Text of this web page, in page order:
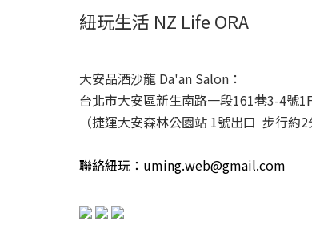
紐玩生活 NZ Life ORA
大安品酒沙龍 Da'an Salon：
台北市大安區新生南路一段161巷3-4號
（捷運大安森林公園站 1號出口 步行約2
聯絡紐玩：uming.web@gmail.com